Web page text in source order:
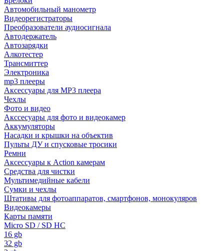
Автомобильный манометр
Видеорегистраторы
Преобразователи аудиосигнала
Автодержатель
Автозарядки
Алкотестер
Трансмиттер
Электроника
mp3 плееры
Аксессуары для MP3 плеера
Чехлы
Фото и видео
Акссесуары для фото и видеокамер
Аккумуляторы
Насадки и крышки на объектив
Пульты ДУ и спусковые тросики
Ремни
Аксессуары к Action камерам
Средства для чистки
Мультимедийные кабели
Сумки и чехлы
Штативы для фотоаппаратов, смартфонов, монокуляров
Видеокамеры
Карты памяти
Micro SD / SD HC
16 gb
32 gb